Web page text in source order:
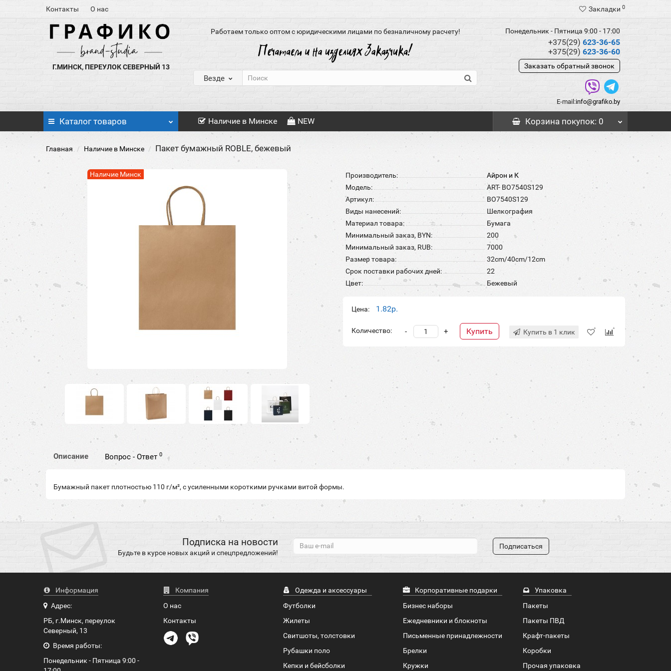
Контакты О нас Закладки 0
Г.МИНСК, ПЕРЕУЛОК СЕВЕРНЫЙ 13
Работаем только оптом с юридическими лицами по безналичному расчету!
Везде
Понедельник - Пятница 9:00 - 17:00
+375(29) 623-36-65
+375(29) 623-36-60
Заказать обратный звонок
E-mail:info@grafiko.by
Каталог товаров Наличие в Минске NEW Корзина покупок: 0
Главная Наличие в Минске Пакет бумажный ROBLE, бежевый
Наличие Минск Производитель:
Айрон и К
Модель:
ART- BO7540S129
Артикул:
BO7540S129
Виды нанесений:
Шелкография
Материал товара:
Бумага
Минимальный заказ, BYN:
200
Минимальный заказ, RUB:
7000
Размер товара:
32cm/40cm/12cm
Срок поставки рабочих дней:
22
Цвет:
Бежевый
Цена: 1.82р.
Количество: +
- Купить Купить в 1 клик
Описание Вопрос - Ответ0
Бумажный пакет плотностью 110 г/м², с усиленными короткими ручками витой формы.
Подписка на новости
Будьте в курсе новых акций и спецпредложений!
Подписаться
Информация
Адрес:
РБ, г.Минск, переулок
Северный, 13
Время работы:
Понедельник - Пятница 9:00 -
Компания
О нас
Контакты
Одежда и аксессуары
Футболки
Жилеты
Свитшоты, толстовки
Рубашки поло
Кепки и бейсболки
Корпоративные подарки
Бизнес наборы
Ежедневники и блокноты
Письменные принадлежности
Брелки
Кружки
Упаковка
Пакеты
Пакеты ПВД
Крафт-пакеты
Коробки
Прочая упаковка